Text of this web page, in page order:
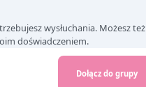
wysłuchania. Możesz też
doświadczeniem.
Dołącz do grupy